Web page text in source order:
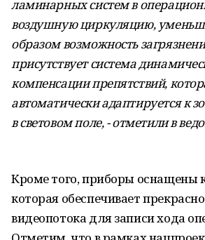
ламинарных систем в
воздушную циркуляцию,
образом возможность
присутствует система
компенсации препятствий,
автоматически адаптируется к
в световом поле, - отметили в
Кроме того, приборы оснащены
которая обеспечивает
видеопотока для записи хода